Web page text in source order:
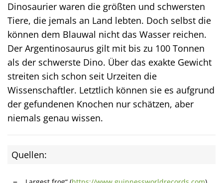
Dinosaurier waren die größten und schwersten
Tiere, die jemals an Land lebten. Doch selbst die
können dem Blauwal nicht das Wasser reichen.
Der Argentinosaurus gilt mit bis zu 100 Tonnen
als der schwerste Dino. Über das exakte Gewicht
streiten sich schon seit Urzeiten die
Wissenschaftler. Letztlich können sie es aufgrund
der gefundenen Knochen nur schätzen, aber
niemals genau wissen.
Quellen: